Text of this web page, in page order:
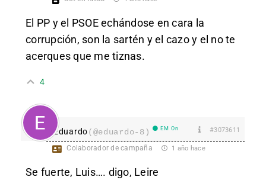
El PP y el PSOE echándose en cara la
corrupción, son la sartén y el cazo y el no te
acerques que me tiznas.
4
Eduardo(@eduardo-8) EM On #3073611
Colaborador de campaña 1 año hace
Se fuerte, Luis…. digo, Leire